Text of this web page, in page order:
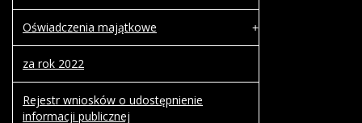
Oświadczenia majątkowe
za rok 2022
Rejestr wniosków o udostępnienie
informacji publicznej